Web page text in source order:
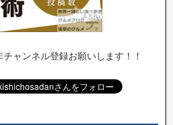
ャンネル登録お願いします！！